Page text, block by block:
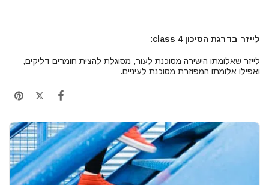
לייזר בדרגת הסיכון class 4:
לייזר שאלומתו הישירה מסוכנת לעור, מסוגלת להצית חומרים דליקים,
ואפילו אלומתו המפוזרת מסוכנת לעיניים.